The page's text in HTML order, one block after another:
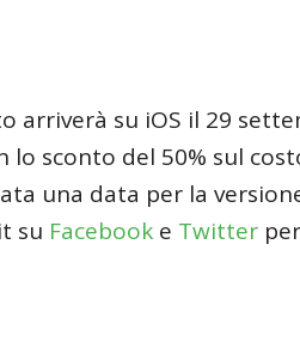
arriverà su iOS il 29
lo sconto del 50% sul
una data per la
su Facebook e Twitter